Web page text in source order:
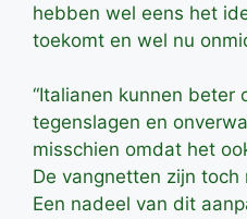
hebben wel eens het
toekomt en wel nu
“Italianen kunnen beter
tegenslagen en
misschien omdat het
De vangnetten zijn
Een nadeel van dit